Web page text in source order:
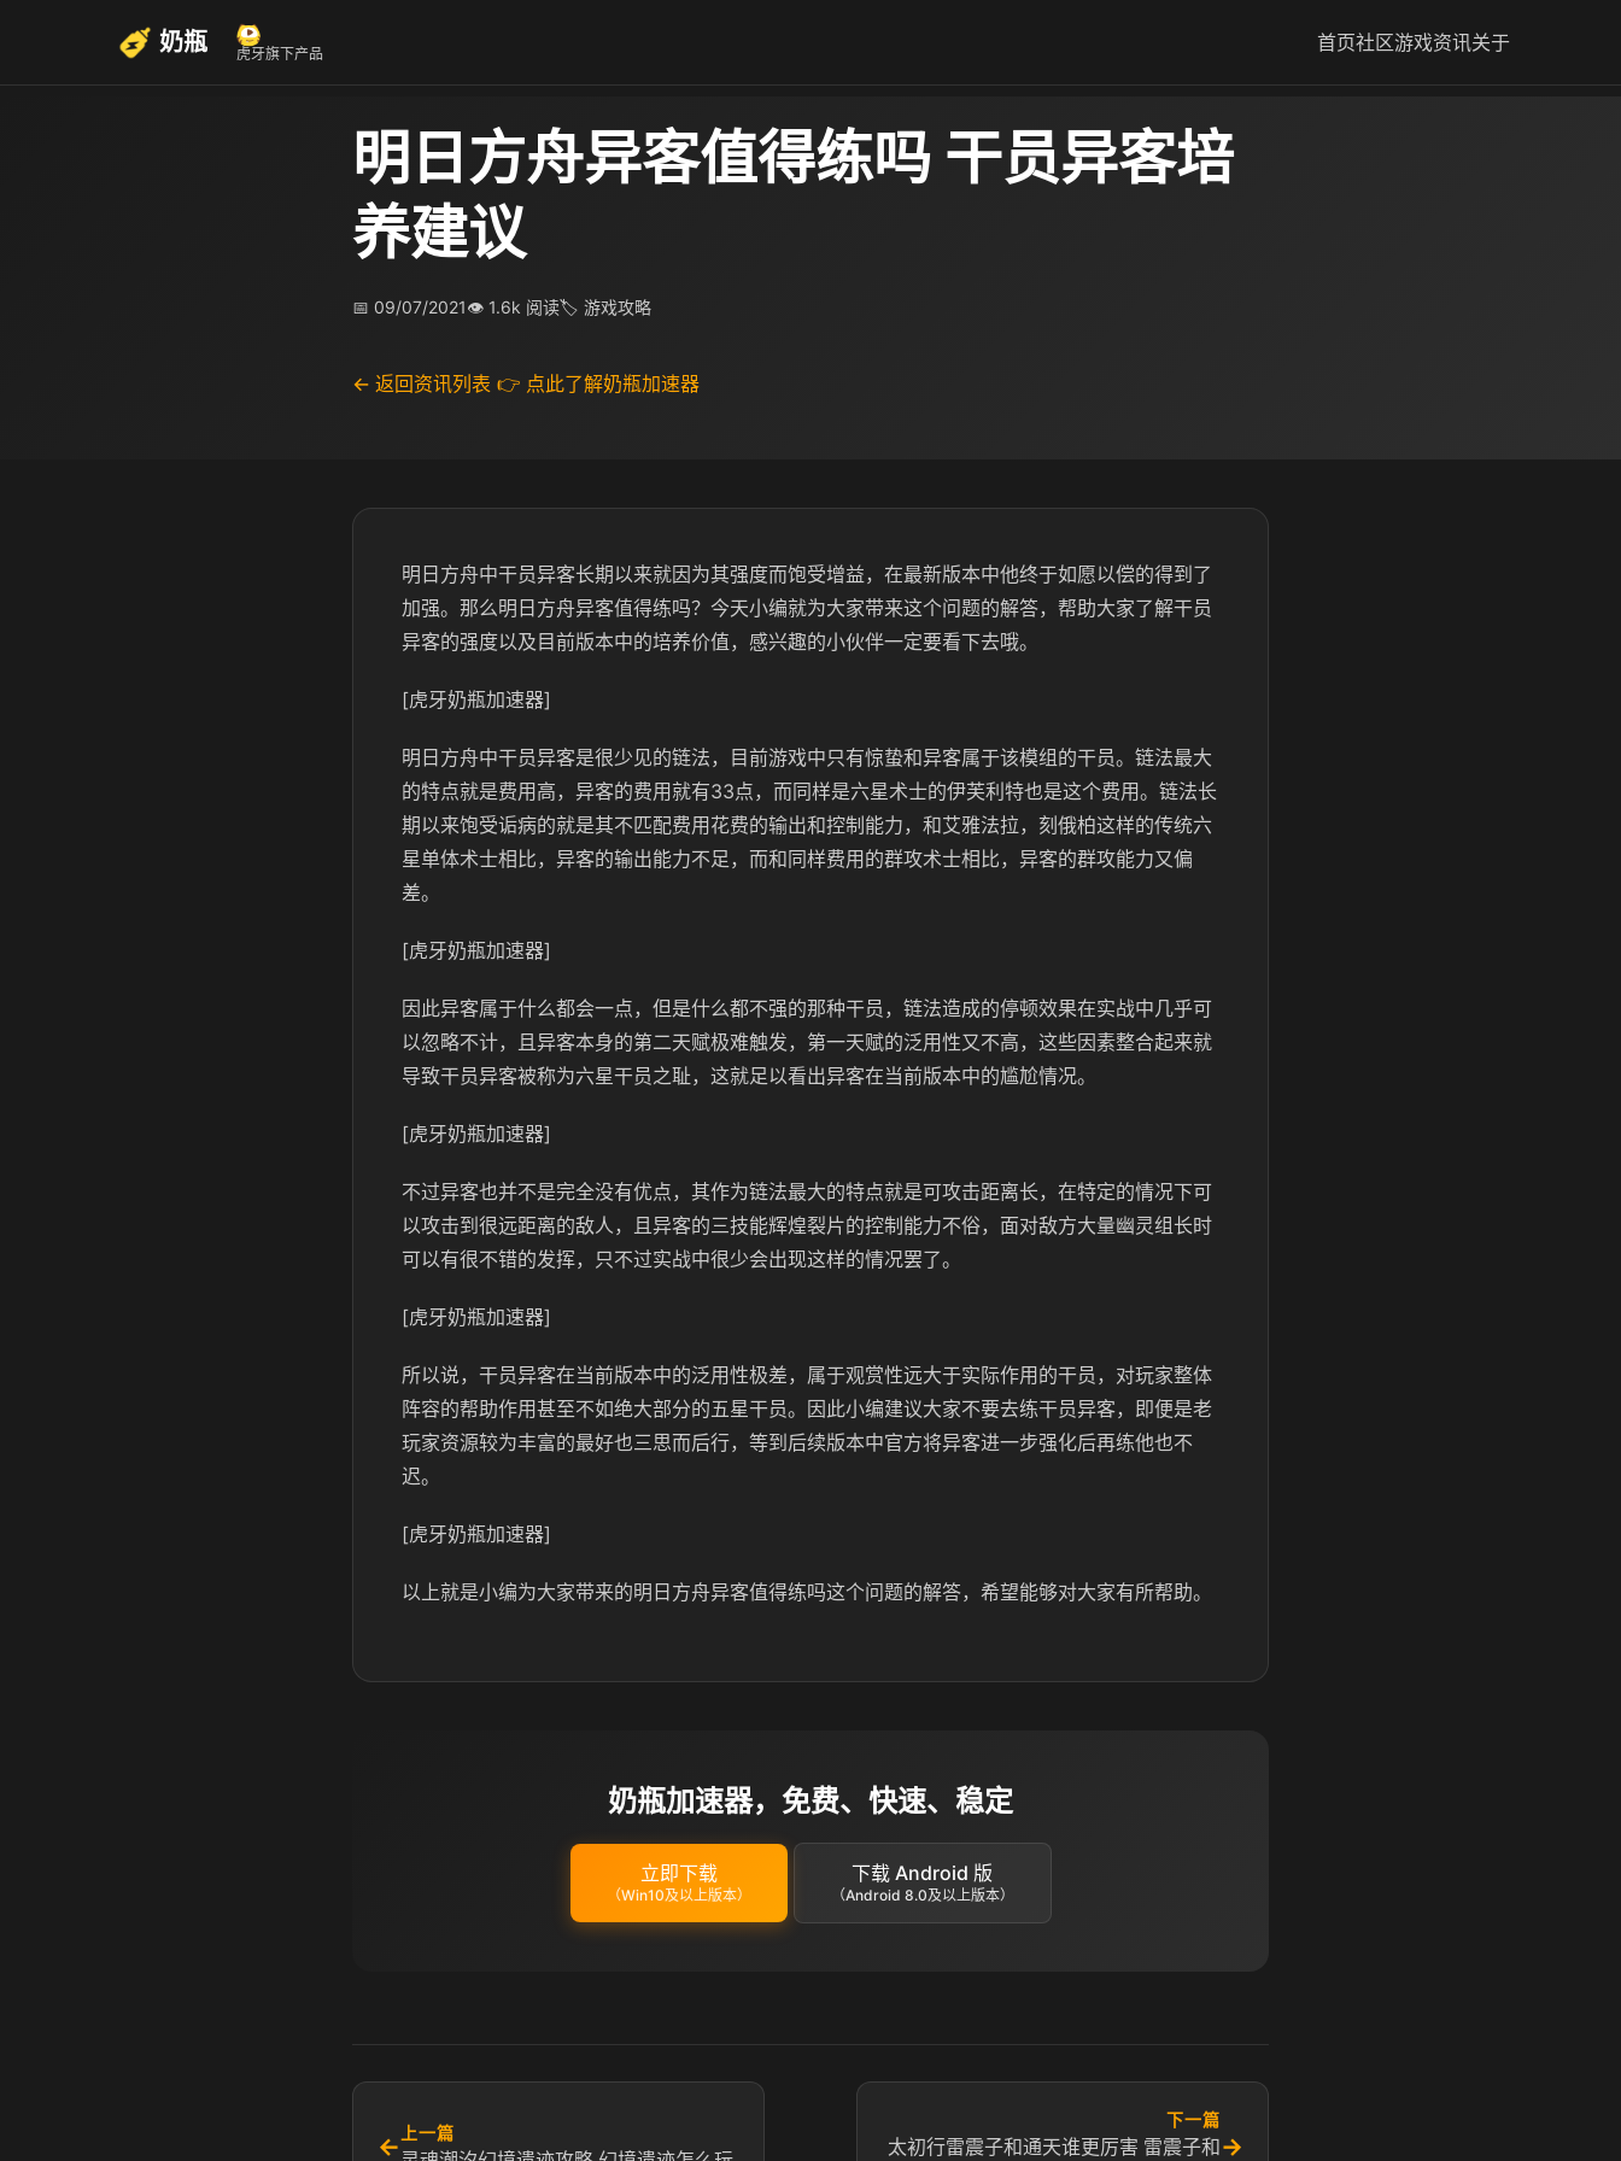
奶瓶 虎牙旗下产品 首页社区游戏资讯关于
明日方舟异客值得练吗 干员异客培
养建议
📅 09/07/2021👁 1.6k 阅读🏷 游戏攻略
← 返回资讯列表 👉 点此了解奶瓶加速器
明日方舟中干员异客长期以来就因为其强度而饱受增益，在最新版本中他终于如愿以偿的得到了
加强。那么明日方舟异客值得练吗？今天小编就为大家带来这个问题的解答，帮助大家了解干员
异客的强度以及目前版本中的培养价值，感兴趣的小伙伴一定要看下去哦。
[虎牙奶瓶加速器]
明日方舟中干员异客是很少见的链法，目前游戏中只有惊蛰和异客属于该模组的干员。链法最大
的特点就是费用高，异客的费用就有33点，而同样是六星术士的伊芙利特也是这个费用。链法长
期以来饱受诟病的就是其不匹配费用花费的输出和控制能力，和艾雅法拉，刻俄柏这样的传统六
星单体术士相比，异客的输出能力不足，而和同样费用的群攻术士相比，异客的群攻能力又偏
差。
[虎牙奶瓶加速器]
因此异客属于什么都会一点，但是什么都不强的那种干员，链法造成的停顿效果在实战中几乎可
以忽略不计，且异客本身的第二天赋极难触发，第一天赋的泛用性又不高，这些因素整合起来就
导致干员异客被称为六星干员之耻，这就足以看出异客在当前版本中的尴尬情况。
[虎牙奶瓶加速器]
不过异客也并不是完全没有优点，其作为链法最大的特点就是可攻击距离长，在特定的情况下可
以攻击到很远距离的敌人，且异客的三技能辉煌裂片的控制能力不俗，面对敌方大量幽灵组长时
可以有很不错的发挥，只不过实战中很少会出现这样的情况罢了。
[虎牙奶瓶加速器]
所以说，干员异客在当前版本中的泛用性极差，属于观赏性远大于实际作用的干员，对玩家整体
阵容的帮助作用甚至不如绝大部分的五星干员。因此小编建议大家不要去练干员异客，即便是老
玩家资源较为丰富的最好也三思而后行，等到后续版本中官方将异客进一步强化后再练他也不
迟。
[虎牙奶瓶加速器]
以上就是小编为大家带来的明日方舟异客值得练吗这个问题的解答，希望能够对大家有所帮助。
奶瓶加速器，免费、快速、稳定
立即下载
（Win10及以上版本）
下载 Android 版
（Android 8.0及以上版本）
← 上一篇
下一篇
太初行雷震子和通天谁更厉害 雷震子和→